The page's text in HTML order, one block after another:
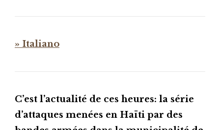
» Italiano
C’est l’actualité de ces heures: la série
d’attaques menées en Haïti par des